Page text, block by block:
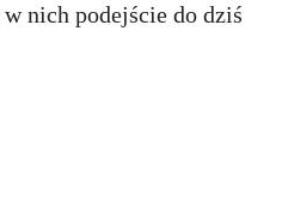
nich podejście do dziś